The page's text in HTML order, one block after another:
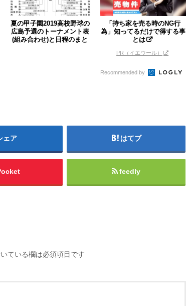
夏の甲子園2019高校野球の
広島予選のトーナメント表
(組み合わせ)と日程のまと
「持ち家を売る時のNG行
為」知ってるだけで得する事
とは
PR（イエウール）
Recommended by
ェア はてブ
feedly
ている欄は必須項目です